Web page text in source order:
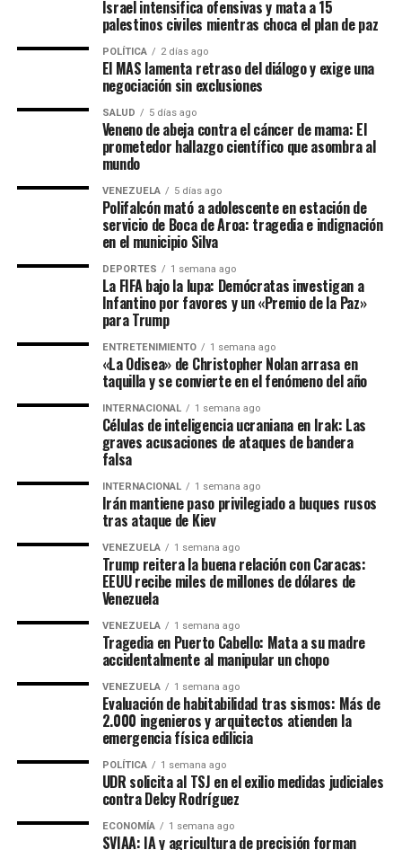
Israel intensifica ofensivas y mata a 15
palestinos civiles mientras choca el plan de paz
POLÍTICA 2 días ago
El MAS lamenta retraso del diálogo y exige una
negociación sin exclusiones
SALUD 5 días ago
Veneno de abeja contra el cáncer de mama: El
prometedor hallazgo científico que asombra al
mundo
VENEZUELA 5 días ago
Polifalcón mató a adolescente en estación de
servicio de Boca de Aroa: tragedia e indignación
en el municipio Silva
DEPORTES 1 semana ago
La FIFA bajo la lupa: Demócratas investigan a
Infantino por favores y un «Premio de la Paz»
para Trump
ENTRETENIMIENTO 1 semana ago
«La Odisea» de Christopher Nolan arrasa en
taquilla y se convierte en el fenómeno del año
INTERNACIONAL 1 semana ago
Células de inteligencia ucraniana en Irak: Las
graves acusaciones de ataques de bandera
falsa
INTERNACIONAL 1 semana ago
Irán mantiene paso privilegiado a buques rusos
tras ataque de Kiev
VENEZUELA 1 semana ago
Trump reitera la buena relación con Caracas:
EEUU recibe miles de millones de dólares de
Venezuela
VENEZUELA 1 semana ago
Tragedia en Puerto Cabello: Mata a su madre
accidentalmente al manipular un chopo
VENEZUELA 1 semana ago
Evaluación de habitabilidad tras sismos: Más de
2.000 ingenieros y arquitectos atienden la
emergencia física edilicia
POLÍTICA 1 semana ago
UDR solicita al TSJ en el exilio medidas judiciales
contra Delcy Rodríguez
ECONOMÍA 1 semana ago
SVIAA: IA y agricultura de precisión forman